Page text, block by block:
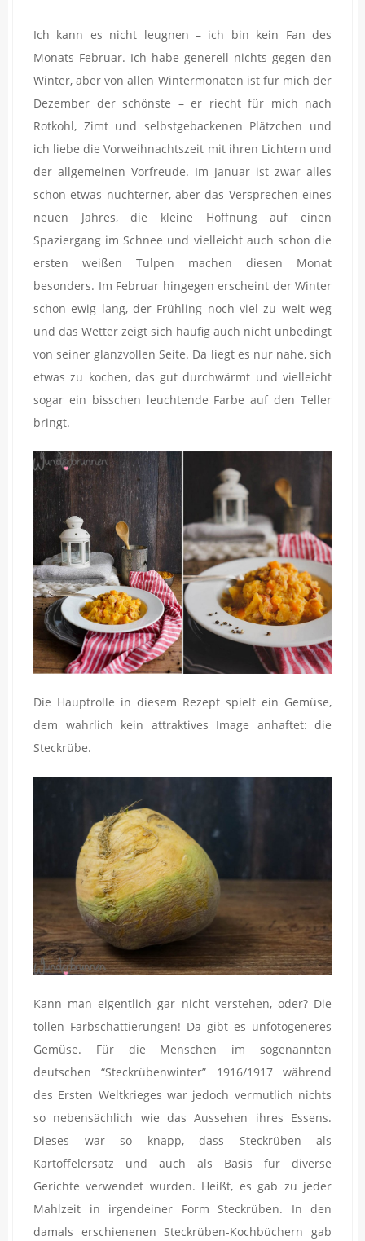
Ich kann es nicht leugnen – ich bin kein Fan des
Monats Februar. Ich habe generell nichts gegen den
Winter, aber von allen Wintermonaten ist für mich der
Dezember der schönste – er riecht für mich nach
Rotkohl, Zimt und selbstgebackenen Plätzchen und
ich liebe die Vorweihnachtszeit mit ihren Lichtern und
der allgemeinen Vorfreude. Im Januar ist zwar alles
schon etwas nüchterner, aber das Versprechen eines
neuen Jahres, die kleine Hoffnung auf einen
Spaziergang im Schnee und vielleicht auch schon die
ersten weißen Tulpen machen diesen Monat
besonders. Im Februar hingegen erscheint der Winter
schon ewig lang, der Frühling noch viel zu weit weg
und das Wetter zeigt sich häufig auch nicht unbedingt
von seiner glanzvollen Seite. Da liegt es nur nahe, sich
etwas zu kochen, das gut durchwärmt und vielleicht
sogar ein bisschen leuchtende Farbe auf den Teller
bringt.
Die Hauptrolle in diesem Rezept spielt ein Gemüse,
dem wahrlich kein attraktives Image anhaftet: die
Steckrübe.
Kann man eigentlich gar nicht verstehen, oder? Die
tollen Farbschattierungen! Da gibt es unfotogeneres
Gemüse. Für die Menschen im sogenannten
deutschen “Steckrübenwinter” 1916/1917 während
des Ersten Weltkrieges war jedoch vermutlich nichts
so nebensächlich wie das Aussehen ihres Essens.
Dieses war so knapp, dass Steckrüben als
Kartoffelersatz und auch als Basis für diverse
Gerichte verwendet wurden. Heißt, es gab zu jeder
Mahlzeit in irgendeiner Form Steckrüben. In den
damals erschienenen Steckrüben-Kochbüchern gab